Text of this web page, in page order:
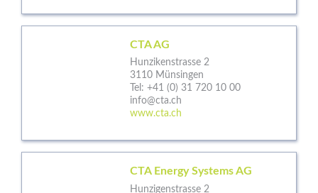
CTA AG
Hunzikenstrasse 2
3110 Münsingen
Tel: +41 (0) 31 720 10 00
info@cta.ch
www.cta.ch
CTA Energy Systems AG
Hunzigenstrasse 2